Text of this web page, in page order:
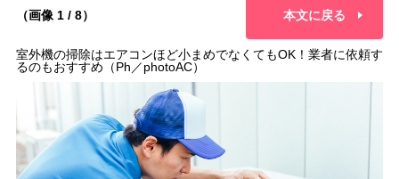
（画像 1 / 8） 本文に戻る
室外機の掃除はエアコンほど小まめでなくてもOK！業者に依頼す
るのもおすすめ（Ph／photoAC）